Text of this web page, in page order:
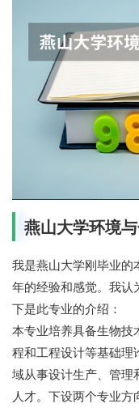
燕山大学环境
我是燕山大学刚毕业的
年的经验和感觉。我认
下是此专业的介绍：
本专业培养具备生物技
程和工程设计等基础理
域从事设计生产、管理
人才。下设两个专业方